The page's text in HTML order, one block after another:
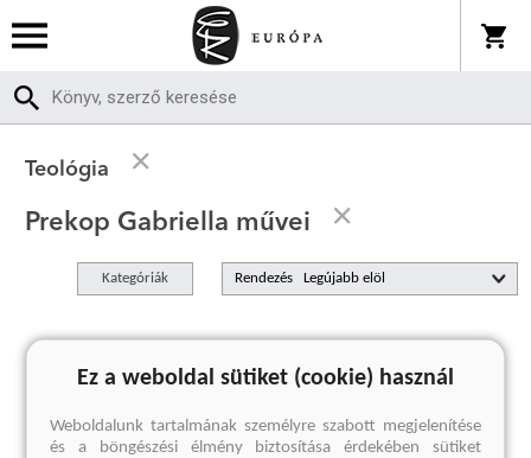
Teológia
Prekop Gabriella művei
Kategóriák Rendezés
A keresett kifejezésre nincs találat
Ez a weboldal sütiket (cookie) használ
Weboldalunk tartalmának személyre szabott megjelenítése
és a böngészési élmény biztosítása érdekében sütiket